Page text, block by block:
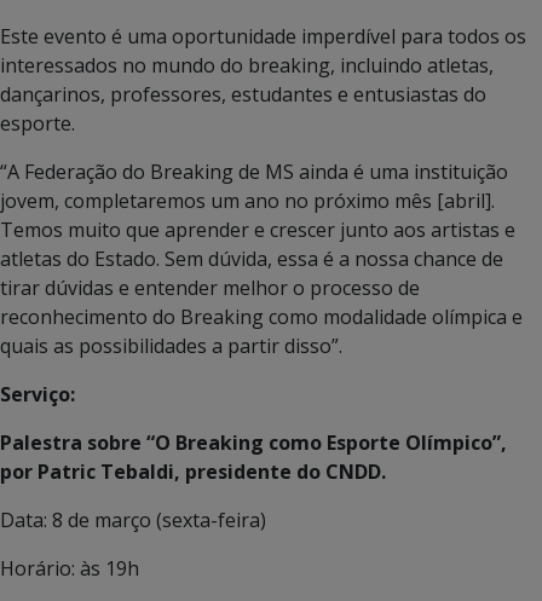
Este evento é uma oportunidade imperdível para todos os
interessados no mundo do breaking, incluindo atletas,
dançarinos, professores, estudantes e entusiastas do
esporte.
“A Federação do Breaking de MS ainda é uma instituição
jovem, completaremos um ano no próximo mês [abril].
Temos muito que aprender e crescer junto aos artistas e
atletas do Estado. Sem dúvida, essa é a nossa chance de
tirar dúvidas e entender melhor o processo de
reconhecimento do Breaking como modalidade olímpica e
quais as possibilidades a partir disso”.
Serviço:
Palestra sobre “O Breaking como Esporte Olímpico”,
por Patric Tebaldi, presidente do CNDD.
Data: 8 de março (sexta-feira)
Horário: às 19h